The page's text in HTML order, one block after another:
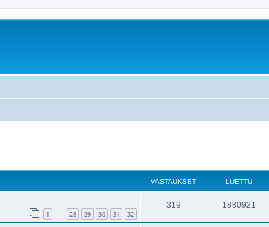
VASTAUKSET LUETTU
1 28 29 30 31 32
319 1880921